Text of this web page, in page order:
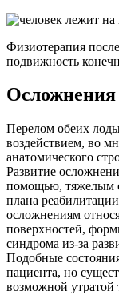
Физиотерапия
подвижность
Осложнения
Перелом обеих
воздействием, во
анатомического
Развитие
помощью, тяжелым
плана
осложнениям
поверхностей,
синдрома из-за
Подобные
пациента, но
возможной утратой